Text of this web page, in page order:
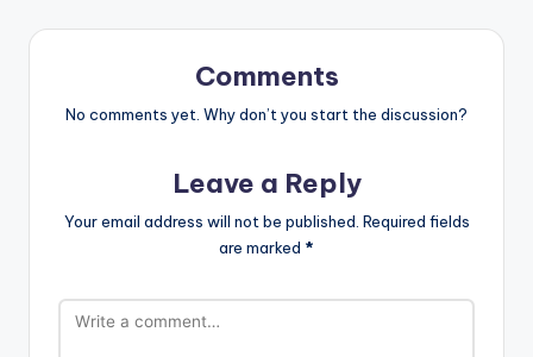
Comments
No comments yet. Why don’t you start the discussion?
Leave a Reply
Your email address will not be published. Required fields
are marked *